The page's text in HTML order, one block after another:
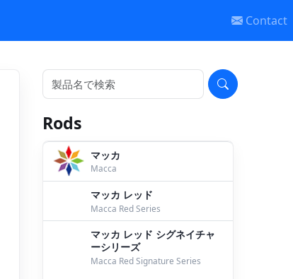
Contact
Rods
マッカ
Macca
マッカ レッド
Macca Red Series
マッカ レッド シグネイチャ
ーシリーズ
Macca Red Signature Series